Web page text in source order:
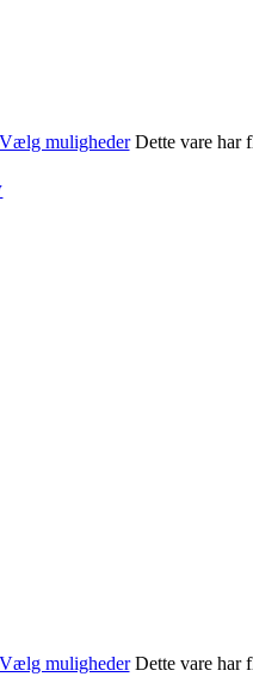
Vælg muligheder Dette vare har
Vælg muligheder Dette vare har